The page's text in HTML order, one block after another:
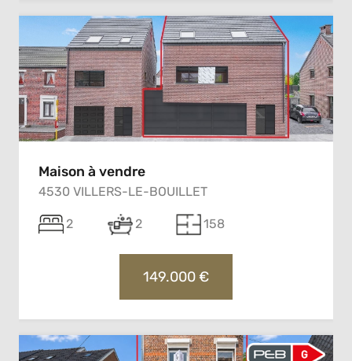
Maison à vendre
4530 VILLERS-LE-BOUILLET
2 2 158
149.000 €